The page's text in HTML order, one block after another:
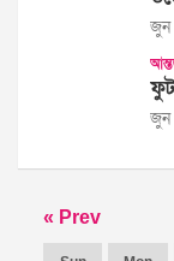
জুন
জুন
« Prev